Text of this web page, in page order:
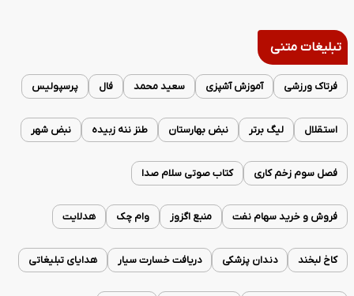
تبلیغات متنی
فرتاک ورزشی آموزش آشپزی سعید محمد فال پرسپولیس
استقلال لیگ برتر نبض بهارستان طنز ننه زبیده نبض شهر
فصل سوم زخم کاری کتاب صوتی سلام صدا
فروش و خرید سهام نفت منبع اگزوز وام چک هدلایت
کاخ لبخند دندان پزشکی دریافت خسارت سیار هدایای تبلیغاتی